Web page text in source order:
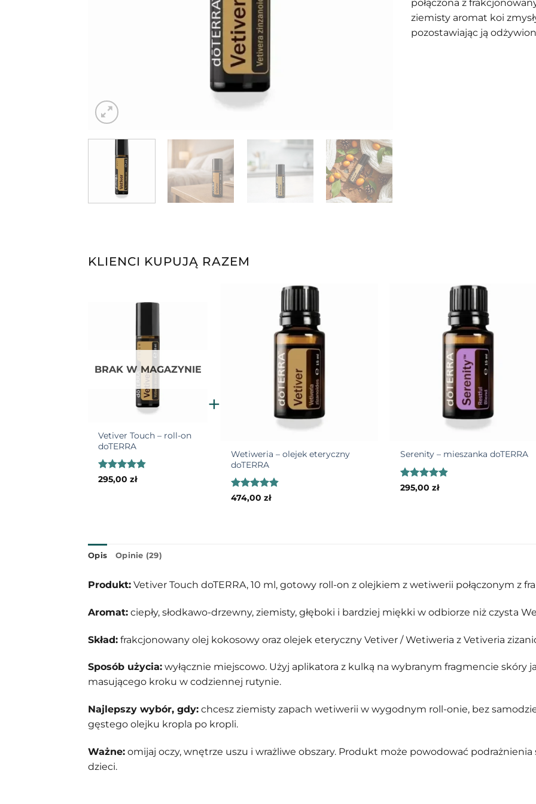
połączona z
ziemisty aromat koi
pozostawiając ją
KLIENCI KUPUJĄ RAZEM
BRAK W MAGAZYNIE
Vetiver Touch – roll-on
doTERRA
Oceniono
295,00zł
+
Wetiweria – olejek eteryczny
doTERRA
Oceniono
474,00zł
Serenity – mieszanka doTERRA
Oceniono
295,00 zł
Opis Opinie (29)
Produkt: Vetiver Touch doTERRA, 10 ml, gotowy roll-on z olejkiem z wetiwerii połączonym z
Aromat: ciepły, słodkawo-drzewny, ziemisty, głęboki i bardziej miękki w odbiorze niż czysta
Skład: frakcjonowany olej kokosowy oraz olejek eteryczny Vetiver / Wetiweria z Vetiveria
Sposób użycia: wyłącznie miejscowo. Użyj aplikatora z kulką na wybranym fragmencie
masującego kroku w codziennej rutynie.
Najlepszy wybór, gdy: chcesz ziemisty zapach wetiwerii w wygodnym roll-onie, bez
gęstego olejku kropla po kropli.
Ważne: omijaj oczy, wnętrze uszu i wrażliwe obszary. Produkt może powodować
dzieci.